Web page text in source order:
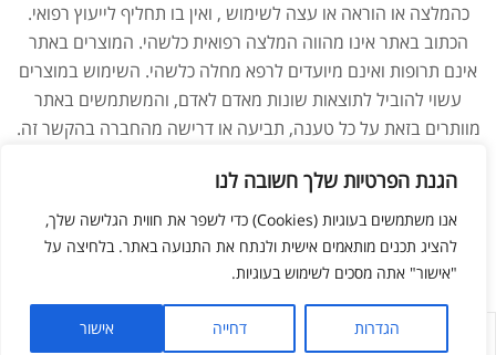
הגנת הפרטיות שלך חשובה לנו
אנו משתמשים בעוגיות (Cookies) כדי לשפר את חווית הגלישה שלך,
להציג תכנים מותאמים אישית ולנתח את התנועה באתר. בלחיצה על
"אישור" אתה מסכים לשימוש בעוגיות.
הגדרות דחייה אישור
כהמלצה או הוראה או עצה לשימוש , ואין בו תחליף לייעוץ רפואי.
הכתוב באתר אינו מהווה המלצה רפואית כלשהי. המוצרים באתר
אינם תרופות ואינם מיועדים לרפא מחלה כלשהי. השימוש במוצרים
עשוי להוביל לתוצאות שונות מאדם לאדם, והמשתמשים באתר
מוותרים בזאת על כל טענה, תביעה או דרישה מהחברה בהקשר זה.
ברופא לפני השימוש במוצרים. התמונות באתר הן להמחשה בלבד.